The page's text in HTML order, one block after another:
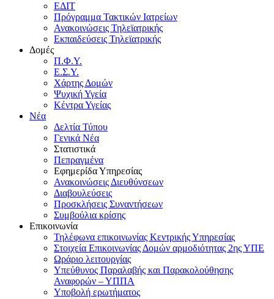
ΕΔΙΤ
Πρόγραμμα Τακτικών Ιατρείων
Ανακοινώσεις Τηλεϊατρικής
Εκπαιδεύσεις Τηλεϊατρικής
Δομές
Π.Φ.Υ.
Ε.Σ.Υ.
Χάρτης Δομών
Ψυχική Υγεία
Κέντρα Υγείας
Νέα
Δελτία Τύπου
Γενικά Νέα
Στατιστικά
Πεπραγμένα
Εφημερίδα Υπηρεσίας
Ανακοινώσεις Διευθύνσεων
Διαβουλεύσεις
Προσκλήσεις Συναντήσεων
Συμβούλια κρίσης
Επικοινωνία
Τηλέφωνα επικοινωνίας Κεντρικής Υπηρεσίας
Στοιχεία Επικοινωνίας Δομών αρμοδιότητας 2ης ΥΠΕ
Ωράριο λειτουργίας
Υπεύθυνος Παραλαβής και Παρακολούθησης
Αναφορών – ΥΠΠΑ
Υποβολή ερωτήματος